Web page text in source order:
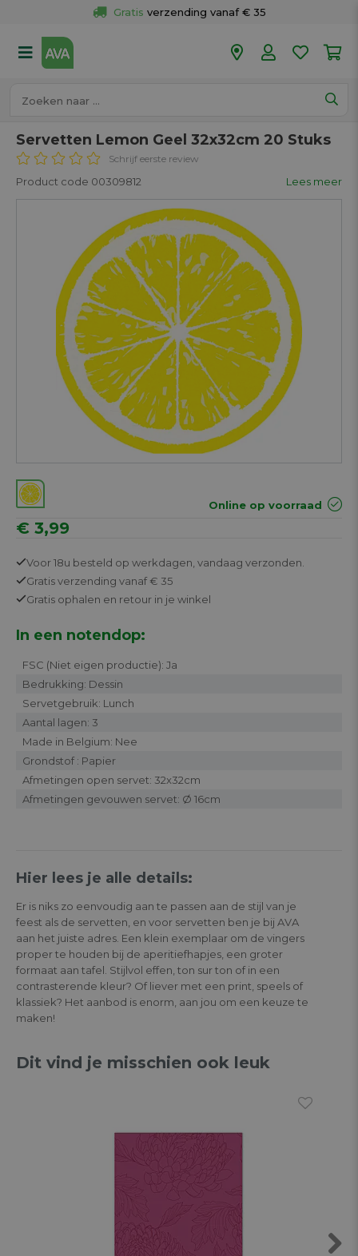
Gratis verzending vanaf € 35
50 winkels
Servetten Lemon Geel 32x32cm 20 Stuks
Schrijf eerste review
Product code 00309812 Lees meer
Online op voorraad
€ 3,99
Voor 18u besteld op werkdagen, vandaag verzonden.
Gratisverzending vanaf € 35
Gratis ophalen en retour in je winkel
In een notendop:
FSC (Niet eigen productie): Ja
Bedrukking: Dessin
Servetgebruik: Lunch
Aantal lagen: 3
Made in Belgium: Nee
Grondstof : Papier
Afmetingen open servet: 32x32cm
Afmetingen gevouwen servet: Ø 16cm
Hier lees je alle details:
Er is niks zo eenvoudig aan te passen aan de stijl van je
feest als de servetten, en voor servetten ben je bij AVA
aan het juiste adres. Een klein exemplaar om de vingers
proper te houden bij de aperitiefhapjes, een groter
formaat aan tafel. Stijlvol effen, ton sur ton of in een
contrasterende kleur? Of liever met een print, speels of
klassiek? Het aanbod is enorm, aan jou om een keuze te
maken!
Dit vind je misschien ook leuk